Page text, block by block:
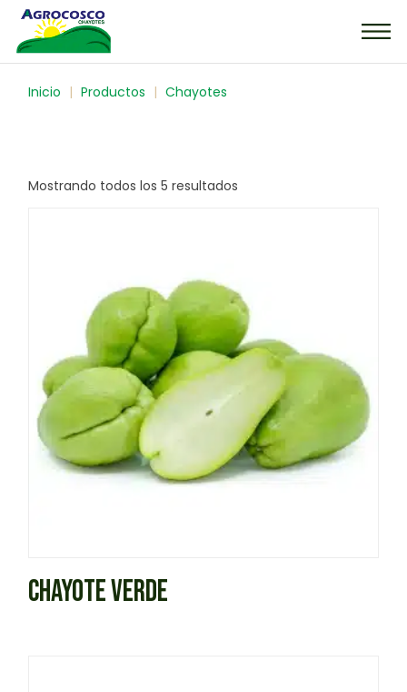
Inicio Productos Chayotes
Mostrando todos los 5 resultados
CHAYOTE VERDE